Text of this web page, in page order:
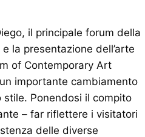
il principale forum della
la presentazione dell’arte
of Contemporary Art
importante cambiamento
Ponendosi il compito
– far riflettere i visitatori
delle diverse